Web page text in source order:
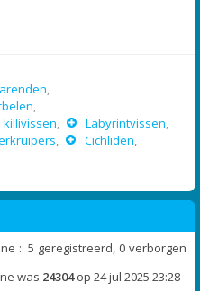
,
,
killivissen, Labyrintvissen,
, Cichliden,
:: 5 geregistreerd, 0 verborgen
was 24304op 24 jul 2025 23:28